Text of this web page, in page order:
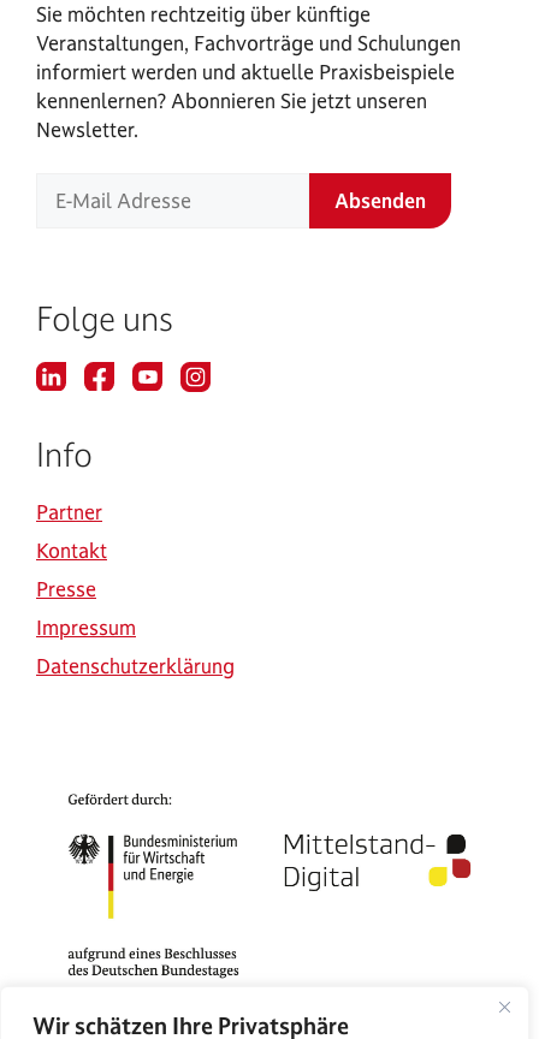
Wir schätzen Ihre Privatsphäre
Sie möchten rechtzeitig über künftige
Veranstaltungen, Fachvorträge und Schulungen
informiert werden und aktuelle Praxisbeispiele
kennenlernen? Abonnieren Sie jetzt unseren
Newsletter.
Folge uns
Info
Partner
Kontakt
Presse
Impressum
Datenschutzerklärung